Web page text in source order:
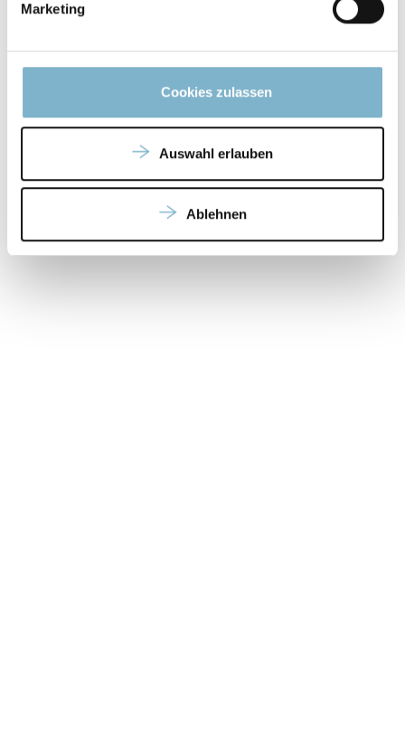
Marketing
Cookies zulassen
Auswahl erlauben
Ablehnen